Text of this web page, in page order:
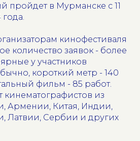
пройдет в Мурманске с 11
кинофестиваля
количество заявок - более
у участников
короткий метр - 140
фильм - 85 работ.
из
Армении, Китая, Индии,
Латвии, Сербии и других